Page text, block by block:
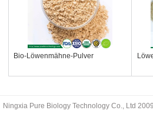
Bio-Löwenmähne-Pulver
Ningxia Pure Biology Technology Co., Ltd